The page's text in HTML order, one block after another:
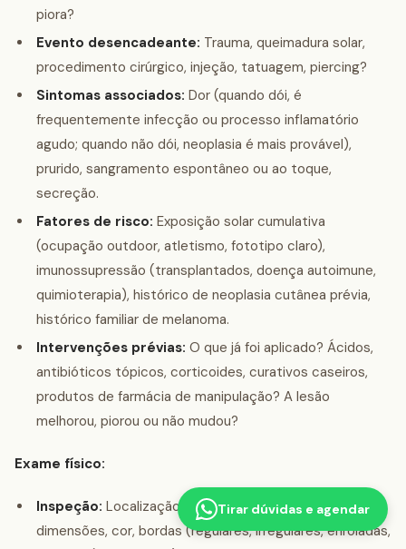
piora?
Evento desencadeante: Trauma, queimadura solar,
procedimento cirúrgico, injeção, tatuagem, piercing?
Sintomas associados: Dor (quando dói, é
frequentemente infecção ou processo inflamatório
agudo; quando não dói, neoplasia é mais provável),
prurido, sangramento espontâneo ou ao toque,
secreção.
Fatores de risco: Exposição solar cumulativa
(ocupação outdoor, atletismo, fototipo claro),
imunossupressão (transplantados, doença autoimune,
quimioterapia), histórico de neoplasia cutânea prévia,
histórico familiar de melanoma.
Intervenções prévias: O que já foi aplicado? Ácidos,
antibióticos tópicos, corticoides, curativos caseiros,
produtos de farmácia de manipulação? A lesão
melhorou, piorou ou não mudou?
Exame físico:
Inspeção: Localização precisa, tamanho em três
dimensões, cor, bordas (regulares, irregulares, enroladas,
Tirar dúvidas e agendar